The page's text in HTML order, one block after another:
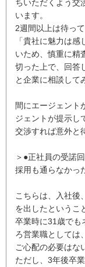
ちいただくよう交
います。
2週間以上は待っ
「貴社に魅力は
いため、慎重に精
切った上で、回答
と企業に相談して
間にエージェント
ジェントが提示し
交渉すれば意外と
＞●正社員の受諾
採用も通らなかっ
こちらは、入社後
を出したというこ
卒業時に31歳でも
ろ営業職としては
ご心配の必要はな
ただし、3年後卒